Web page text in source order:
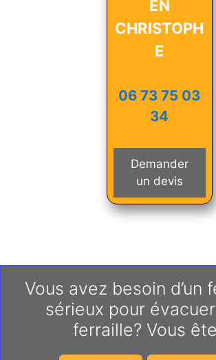
EN
CHRISTOPH
E
06 73 75 03
34
Demander
un devis
Vous avez besoin d’un
sérieux pour
ferraille? Vous